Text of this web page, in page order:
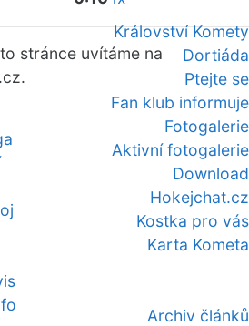
Království Komety
Dortiáda
Ptejte se
Fan klub informuje
Fotogalerie
Aktivní fotogalerie
Download
Hokejchat.cz
Kostka pro vás
Karta Kometa
Archiv článků
stránce uvítáme na